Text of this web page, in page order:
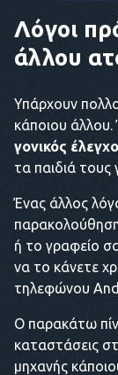
Λόγοι
άλλου
Υπάρχουν
κάποιου άλλου.
γονικός
τα παιδιά
Ένας άλλος
ή το γραφείο
να το κάνετε
τηλεφώνου
Ο παρακάτω
καταστάσεις
μηχανής